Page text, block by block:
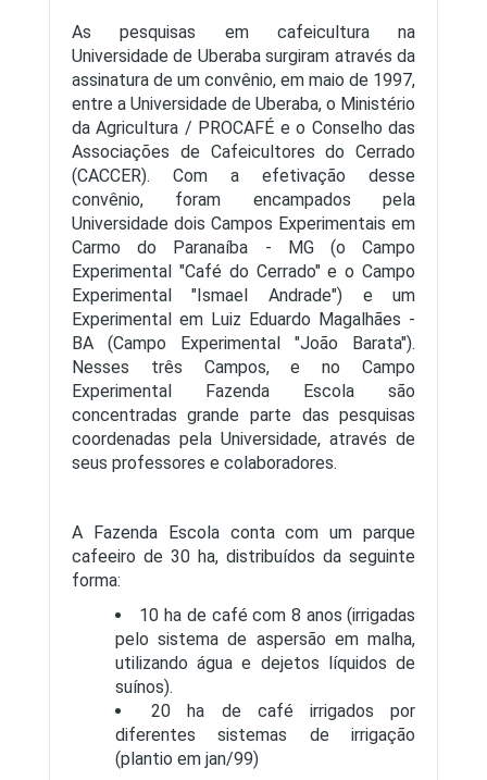
As pesquisas em cafeicultura na
Universidade de Uberaba surgiram através da
assinatura de um convênio, em maio de 1997,
entre a Universidade de Uberaba, o Ministério
da Agricultura / PROCAFÉ e o Conselho das
Associações de Cafeicultores do Cerrado
(CACCER). Com a efetivação desse
convênio, foram encampados pela
Universidade dois Campos Experimentais em
Carmo do Paranaíba - MG (o Campo
Experimental "Café do Cerrado" e o Campo
Experimental "Ismael Andrade") e um
Experimental em Luiz Eduardo Magalhães -
BA (Campo Experimental "João Barata").
Nesses três Campos, e no Campo
Experimental Fazenda Escola são
concentradas grande parte das pesquisas
coordenadas pela Universidade, através de
seus professores e colaboradores.
A Fazenda Escola conta com um parque
cafeeiro de 30 ha, distribuídos da seguinte
forma:
10 ha de café com 8 anos (irrigadas
pelo sistema de aspersão em malha,
utilizando água e dejetos líquidos de
suínos).
20 ha de café irrigados por
diferentes sistemas de irrigação
(plantio em jan/99)